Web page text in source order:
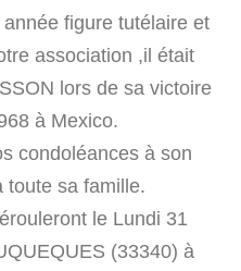
figure tutélaire et
association ,il était
lors de sa victoire
à Mexico.
condoléances à son
toute sa famille.
le Lundi 31
(33340) à